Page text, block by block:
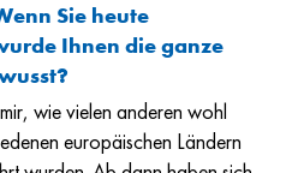
Sie heute
Ihnen die ganze
wie vielen anderen wohl
europäischen Ländern